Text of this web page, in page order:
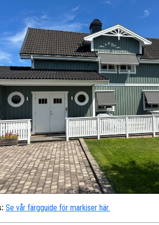
Se vår färgguide för markiser här.